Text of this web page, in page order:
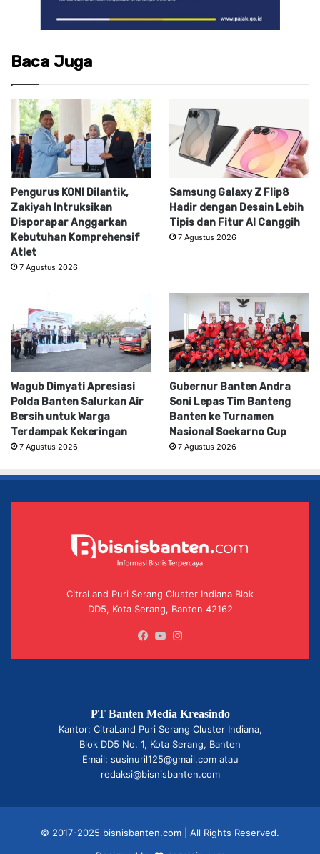
Baca Juga
Pengurus KONI Dilantik,
Zakiyah Intruksikan
Disporapar Anggarkan
Kebutuhan Komprehensif
Atlet
7 Agustus 2026
Samsung Galaxy Z Flip8
Hadir dengan Desain Lebih
Tipis dan Fitur AI Canggih
7 Agustus 2026
Wagub Dimyati Apresiasi
Polda Banten Salurkan Air
Bersih untuk Warga
Terdampak Kekeringan
7 Agustus 2026
Gubernur Banten Andra
Soni Lepas Tim Banteng
Banten ke Turnamen
Nasional Soekarno Cup
7 Agustus 2026
CitraLand Puri Serang Cluster Indiana Blok
DD5, Kota Serang, Banten 42162
Facebook
YouTube
PT Banten Media Kreasindo
Kantor: CitraLand Puri Serang Cluster Indiana,
Blok DD5 No. 1, Kota Serang, Banten
Email: susinuril125@gmail.com atau
redaksi@bisnisbanten.com
© 2017-2025 bisnisbanten.com | All Rights Reserved.